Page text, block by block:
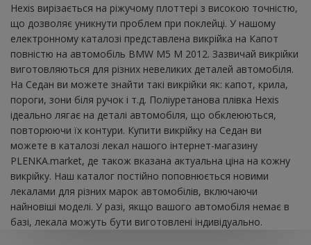
Hexis вирізається на ріжучому плоттері з високою точністю,
що дозволяє уникнути проблем при поклейці. У нашому
електронному каталозі представлена ​​викрійка на Капот
повністю на автомобіль BMW M5 M 2012. Зазвичай викрійки
виготовляються для різних невеликих деталей автомобіля.
На Седан ви можете знайти такі викрійки як: капот, крила,
пороги, зони біля ручок і т.д. Поліуретанова плівка Hexis
ідеально лягає на деталі автомобіля, що обклеюються,
повторюючи їх контури. Купити викрійку на Седан ви
можете в каталозі лекал нашого інтернет-магазину
PLENKA.market, де також вказана актуальна ціна на кожну
викрійку. Наш каталог постійно поповнюється новими
лекалами для різних марок автомобілів, включаючи
найновіші моделі. У разі, якщо вашого автомобіля немає в
базі, лекала можуть бути виготовлені індивідуально.